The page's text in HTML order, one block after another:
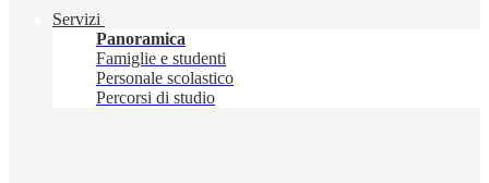
Servizi
Panoramica
Famiglie e studenti
Personale scolastico
Percorsi di studio